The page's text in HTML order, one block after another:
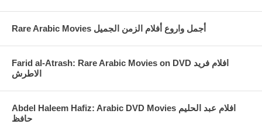
Rare Arabic Movies أجمل واروع أفلام الزمن الجميل
Farid al-Atrash: Rare Arabic Movies on DVD افلام فريد
الاطرش
Abdel Haleem Hafiz: Arabic DVD Movies افلام عبد الحليم
حافظ